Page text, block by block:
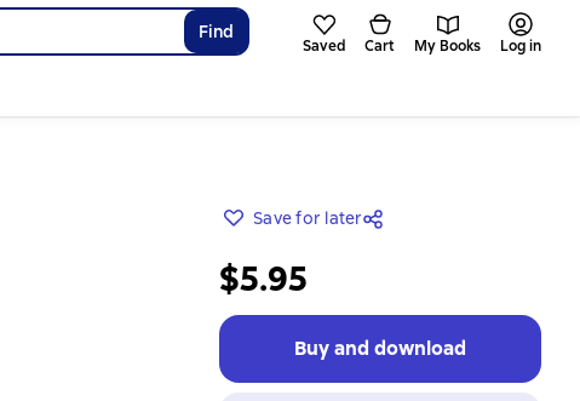
Find
Saved Cart My Books Log in
Save for later
$5.95
Buy and download